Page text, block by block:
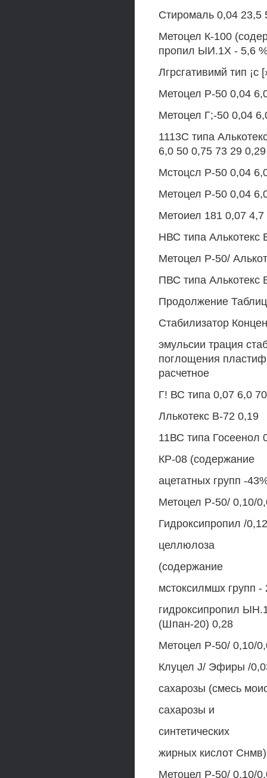
Стиромаль 0,04 23,5
Метоцел К-100
пропил ЫИ.1Х - 5,6
Лгрсгативимй тип ¡с
Метоцел Р-50 0,04
Метоцел Г;-50 0,04
1113С типа
6,0 50 0,75 73 29
Мстоцсл Р-50 0,04
Метоцел Р-50 0,04
Метоиел 181 0,07
НВС типа Алькотекс
Метоцел Р-50/
ПВС типа Алькотекс
Продолжение
Стабилизатор
эмульсии трация
поглощения
расчетное
Г! ВС типа 0,07 6,0
Ллькотекс В-72 0,19
11ВС типа Госеенол
КР-08 (содержание
ацетатных групп -
Метоцел Р-50/ 0,10/
Гидроксипропил /0,12
целлюлоза
(содержание
мстоксилмшх групп -
гидроксипропил
(Шпан-20) 0,28
Метоцел Р-50/ 0,10/
Клуцел J/ Эфиры /
сахарозы (смесь
сахарозы и
синтетических
жирных кислот
Метоцел Р-50/ 0,10/